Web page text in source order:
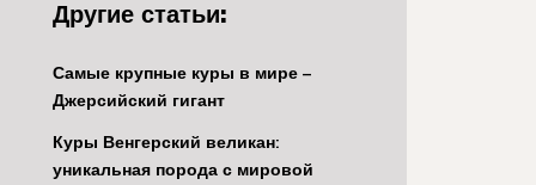
Другие статьи:
Самые крупные куры в мире –
Джерсийский гигант
Куры Венгерский великан:
уникальная порода с мировой